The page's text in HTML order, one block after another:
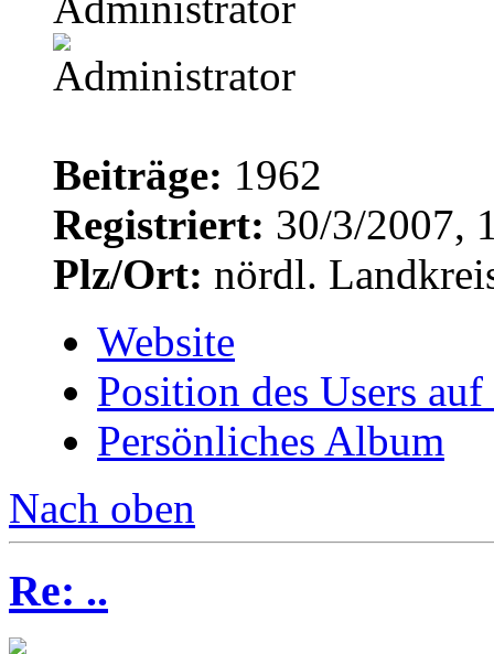
Beiträge: 1962
Registriert: 30/3/2007,
Plz/Ort: nördl.
Website
Position des Users
Persönliches Album
Nach oben
Re: ..